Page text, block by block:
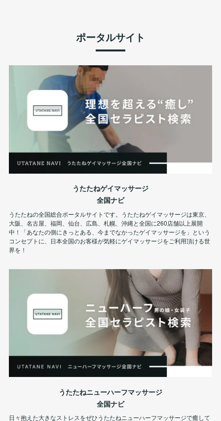
ポータルサイト
うたたねゲイマッサージ
全国ナビ
うたたねの全国総合ポータルサイトです。うたたねゲイマッサージは東京、
大阪、名古屋、福岡、仙台、広島、札幌、沖縄と全国に260店舗以上展開
中！「あなたの側にきっとある、今までなかったゲイマッサージを」という
コンセプトに、日本全国のお客様が気軽にゲイマッサージをご利用頂ける世
界を！
うたたねニューハーフマッサージ
全国ナビ
日々抱えた大きなストレスをぜひうたたねニューハーフマッサージで癒して